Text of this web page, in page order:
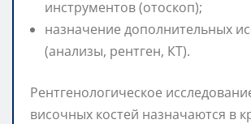
инструментов (отоскоп);
назначение дополнительных
(анализы, рентген, КТ).
Рентгенологическое
височных костей назначаются в